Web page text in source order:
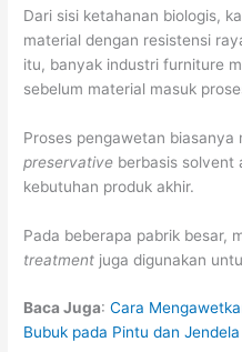
Dari sisi ketahanan biologis,
material dengan resistensi
itu, banyak industri furniture
sebelum material masuk
Proses pengawetan biasanya
preservative berbasis solvent
kebutuhan produk akhir.
Pada beberapa pabrik besar,
treatment juga digunakan
Baca Juga:Cara
Bubuk pada Pintu dan Jendela